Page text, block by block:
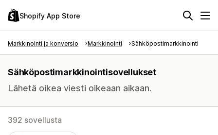
Shopify App Store
Markkinointi ja konversio Markkinointi Sähköpostimarkkinointi
Sähköpostimarkkinointisovellukset
Lähetä oikea viesti oikeaan aikaan.
392 sovellusta